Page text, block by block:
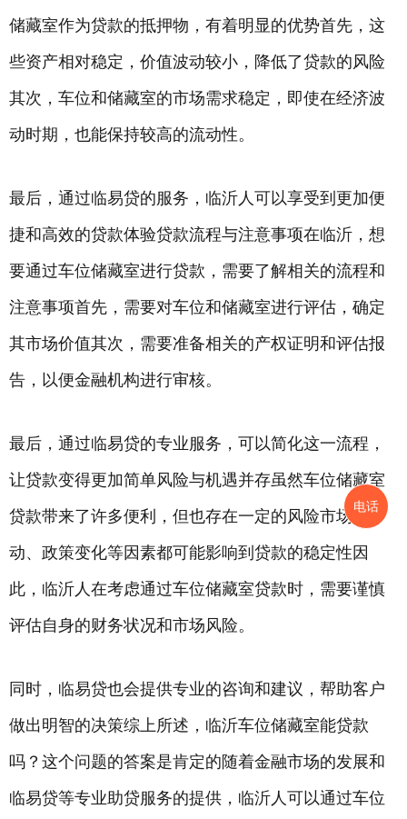
储藏室作为贷款的抵押物，有着明显的优势首先，这
些资产相对稳定，价值波动较小，降低了贷款的风险
其次，车位和储藏室的市场需求稳定，即使在经济波
动时期，也能保持较高的流动性。
最后，通过临易贷的服务，临沂人可以享受到更加便
捷和高效的贷款体验贷款流程与注意事项在临沂，想
要通过车位储藏室进行贷款，需要了解相关的流程和
注意事项首先，需要对车位和储藏室进行评估，确定
其市场价值其次，需要准备相关的产权证明和评估报
告，以便金融机构进行审核。
最后，通过临易贷的专业服务，可以简化这一流程，
让贷款变得更加简单风险与机遇并存虽然车位储藏室
贷款带来了许多便利，但也存在一定的风险市场波
动、政策变化等因素都可能影响到贷款的稳定性因
此，临沂人在考虑通过车位储藏室贷款时，需要谨慎
评估自身的财务状况和市场风险。
同时，临易贷也会提供专业的咨询和建议，帮助客户
做出明智的决策综上所述，临沂车位储藏室能贷款
吗？这个问题的答案是肯定的随着金融市场的发展和
临易贷等专业助贷服务的提供，临沂人可以通过车位
电话